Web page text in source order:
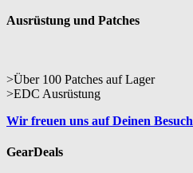
Ausrüstung und Patches
>Über 100 Patches auf Lager
>EDC Ausrüstung
Wir freuen uns auf Deinen Besuch
GearDeals